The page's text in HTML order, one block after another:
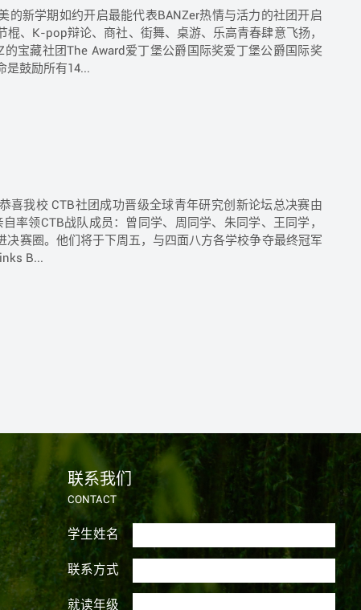
的新学期如约开启最能代表BANZer热情与活力的社团开启
棍、K-pop辩论、商社、街舞、桌游、乐高青春肆意飞扬，
宝藏社团The Award爱丁堡公爵国际奖爱丁堡公爵国际奖
是鼓励所有14...
喜我校 CTB社团成功晋级全球青年研究创新论坛总决赛由
率领CTB战队成员：曾同学、周同学、朱同学、王同学，
决赛圈。他们将于下周五，与四面八方各学校争夺最终冠军
B...
联系我们
CONTACT
学生姓名
联系方式
就读年级